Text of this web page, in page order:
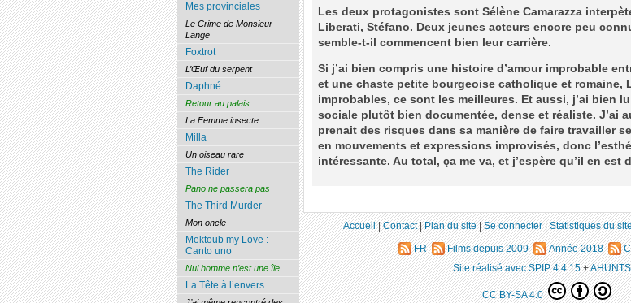
Les deux protagonistes sont Sélène Camarazza
Liberati, Stéfano. Deux jeunes acteurs encore peu
semble-t-il commencent bien leur carrière.
Si j’ai bien compris une histoire d’amour improbable
et une chaste petite bourgeoise catholique et romaine,
improbables, ce sont les meilleures. Et aussi, j’ai bien
sociale plutôt bien documentée, dense et réaliste. J’ai
prenait des risques dans sa manière de faire travailler
en mouvements et expressions improvisés, donc
intéressante. Au total, ça me va, et j’espère qu’il en est
Mes provinciales
Le Crime de Monsieur
Lange
Foxtrot
L’Œuf du serpent
Daphné
Retour au palais
La Femme insecte
Milla
Un oiseau rare
The Rider
Pano ne passera pas
The Third Murder
Mon oncle
Mektoub my Love :
Canto uno
Nul homme n’est une île
La Tête à l’envers
Accueil|Contact|Plan du site|Se connecter|Statistiques du
FR Films depuis 2009 Année 2018
Site réalisé avec SPIP 4.4.15+
CC BY-SA 4.0